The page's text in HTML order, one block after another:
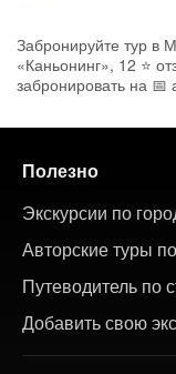
Забронируйте тур в
«Каньонинг», 12 ⭐
забронировать на 📅
Полезно
Экскурсии по
Авторские туры
Путеводитель по
Добавить свою